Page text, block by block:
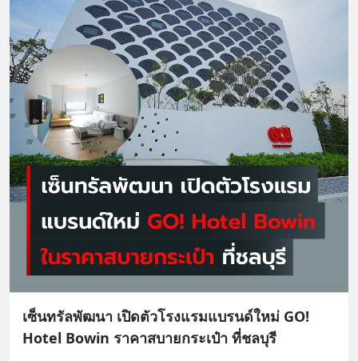
เซ็นทรัลพัฒนา เปิดตัวโรงแรมแบรนด์ใหม่ GO!
Hotel Bowin ราคาสบายกระเป๋า ที่ชลบุรี